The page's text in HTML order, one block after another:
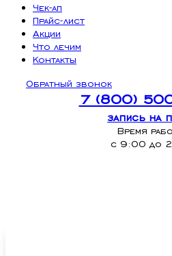
Чек-ап
Прайс-лист
Акции
Что лечим
Контакты
Обратный звонок
7 (800)
запись на
Время
с 9:00 до